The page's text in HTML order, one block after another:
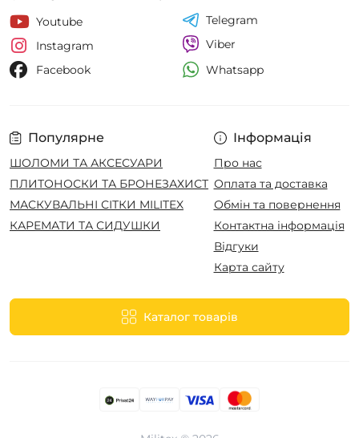
Популярне
ШОЛОМИ ТА АКСЕСУАРИ
ПЛИТОНОСКИ ТА БРОНЕЗАХИСТ
МАСКУВАЛЬНІ СІТКИ MILITEX
КАРЕМАТИ ТА СИДУШКИ
Інформація
Про нас
Оплата та доставка
Обмін та повернення
Контактна інформація
Відгуки
Карта сайту
Каталог товарів
Youtube
Instagram
Facebook
Telegram
Viber
Whatsapp